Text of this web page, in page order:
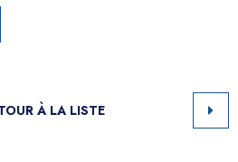
À LA LISTE